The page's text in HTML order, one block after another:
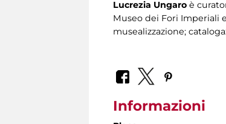
Lucrezia Ungaro è
Museo dei Fori Imperiali
musealizzazione;
Informazioni